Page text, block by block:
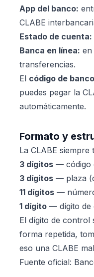
App del banco:
CLABE
Estado de cuenta:
Banca en línea: en
transferencias.
El código de banco
puedes pegar la
automáticamente.
Formato y
La CLABE siempre
3 dígitos — código
3 dígitos — plaza
11 dígitos —
1 dígito — dígito de
El dígito de control
forma repetida,
eso una CLABE
Fuente oficial: